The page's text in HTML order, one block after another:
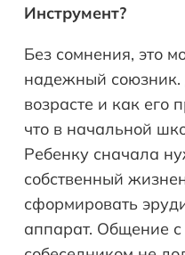
Инструмент?
Без сомнения, это
надежный союзник.
возрасте и как его
что в начальной
Ребенку сначала
собственный
сформировать
аппарат. Общение